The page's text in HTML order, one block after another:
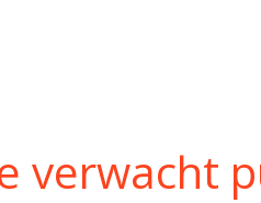
verwacht